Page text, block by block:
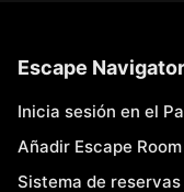
Escape
Inicia sesión en el
Añadir Escape Room
Sistema de